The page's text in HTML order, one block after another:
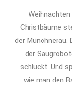
Christbäume
der Münchnerau.
der
schluckt. Und
wie man den